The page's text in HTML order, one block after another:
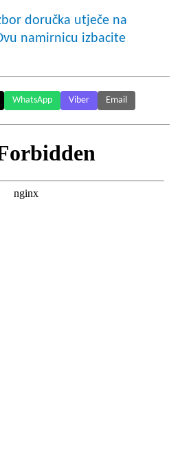
doručka utječe na
namirnicu izbacite
WhatsApp Viber Email